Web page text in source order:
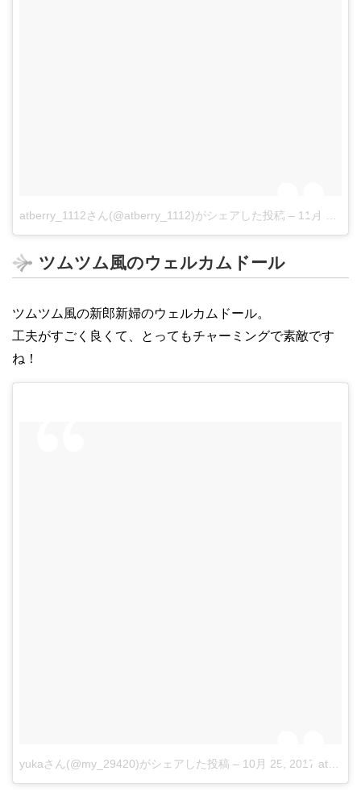
atberry_1112さん(@atberry_1112)がシェアした投稿 – 11月 16, 2017 at 3:50午後 PST
ツムツム風のウェルカムドール
ツムツム風の新郎新婦のウェルカムドール。
工夫がすごく良くて、とってもチャーミングで素敵です
ね！
yukaさん(@my_29420)がシェアした投稿 – 10月 25, 2017 at 12:38午前 PDT